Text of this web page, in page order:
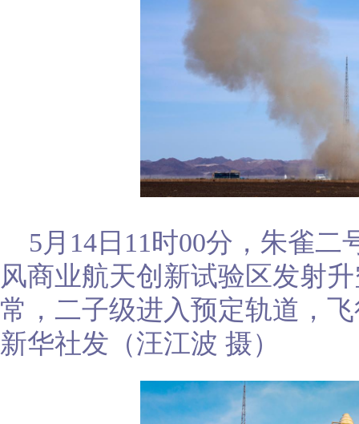
5月14日11时00分，朱雀
风商业航天创新试验区发射
常，二子级进入预定轨道，
新华社发（汪江波 摄）